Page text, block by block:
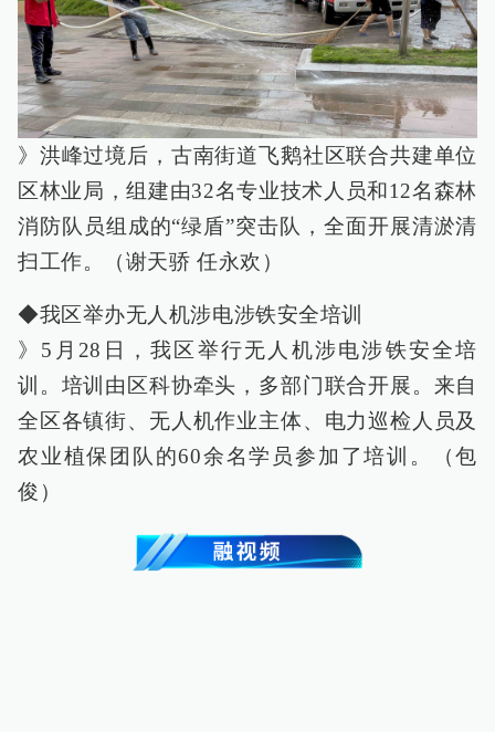
》洪峰过境后，古南街道飞鹅社区联合共建单位
区林业局，组建由32名专业技术人员和12名森林
消防队员组成的“绿盾”突击队，全面开展清淤清
扫工作。（谢天骄 任永欢）
◆我区举办无人机涉电涉铁安全培训
》5月28日，我区举行无人机涉电涉铁安全培
训。培训由区科协牵头，多部门联合开展。来自
全区各镇街、无人机作业主体、电力巡检人员及
农业植保团队的60余名学员参加了培训。（包
俊）